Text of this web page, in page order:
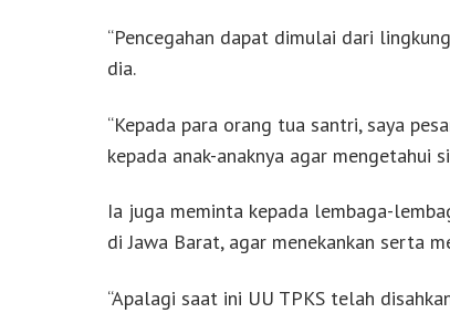
“Pencegahan dapat dimulai dari
dia.
“Kepada para orang tua santri, saya
kepada anak-anaknya agar mengetahui
Ia juga meminta kepada lembaga-
di Jawa Barat, agar menekankan serta
“Apalagi saat ini UU TPKS telah